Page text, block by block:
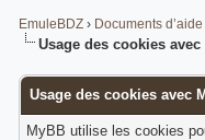
EmuleBDZ› Documents d’aide
Usage des cookies avec
Usage des cookies avec
MyBB utilise les cookies